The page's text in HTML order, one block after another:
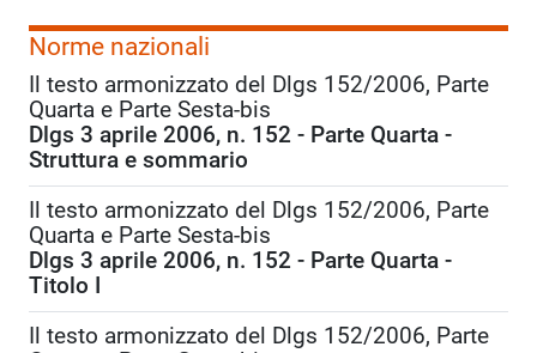
Norme nazionali
Il testo armonizzato del Dlgs 152/2006, Parte
Quarta e Parte Sesta-bis
Dlgs 3 aprile 2006, n. 152 - Parte Quarta -
Struttura e sommario
Il testo armonizzato del Dlgs 152/2006, Parte
Quarta e Parte Sesta-bis
Dlgs 3 aprile 2006, n. 152 - Parte Quarta -
Titolo I
Il testo armonizzato del Dlgs 152/2006, Parte